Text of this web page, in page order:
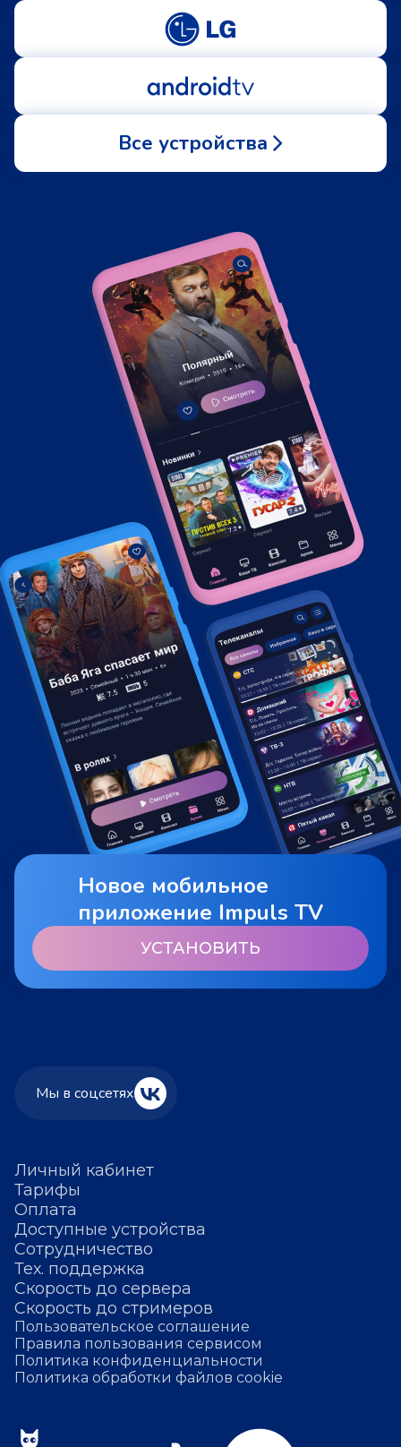
Все устройства
Новое мобильное
приложение Impuls TV
УСТАНОВИТЬ
Личный кабинет
Тарифы
Оплата
Доступные устройства
Сотрудничество
Тех. поддержка
Скорость до сервера
Скорость до стримеров
Пользовательское соглашение
Правила пользования сервисом
Политика конфиденциальности
Политика обработки файлов cookie
Мы в соцсетях